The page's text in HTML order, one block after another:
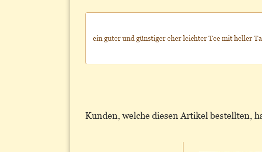
ein guter und günstiger eher leichter Tee mit heller
Kunden, welche diesen Artikel bestellten,